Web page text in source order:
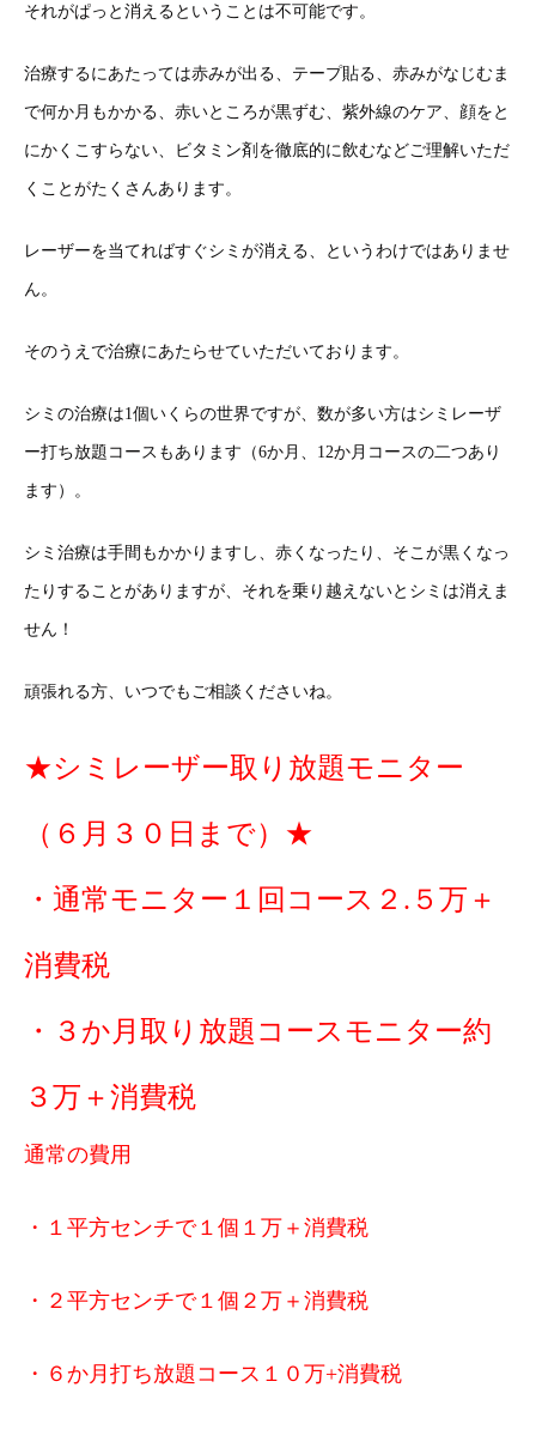
それがぱっと消えるということは不可能です。
治療するにあたっては赤みが出る、テープ貼る、赤みがなじむま
で何か月もかかる、赤いところが黒ずむ、紫外線のケア、顔をと
にかくこすらない、ビタミン剤を徹底的に飲むなどご理解いただ
くことがたくさんあります。
レーザーを当てればすぐシミが消える、というわけではありませ
ん。
そのうえで治療にあたらせていただいております。
シミの治療は1個いくらの世界ですが、数が多い方はシミレーザ
ー打ち放題コースもあります（6か月、12か月コースの二つあり
ます）。
シミ治療は手間もかかりますし、赤くなったり、そこが黒くなっ
たりすることがありますが、それを乗り越えないとシミは消えま
せん！
頑張れる方、いつでもご相談くださいね。
★シミレーザー取り放題モニター
（６月３０日まで）★
・通常モニター１回コース２.５万＋
消費税
・３か月取り放題コースモニター約
３万＋消費税
通常の費用
・１平方センチで１個１万＋消費税
・２平方センチで１個２万＋消費税
・６ か月打ち放題コース１０万+消費税